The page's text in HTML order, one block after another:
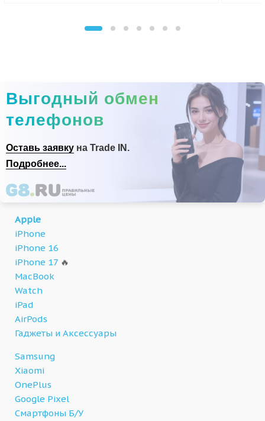
Выгодный обмен
телефонов
Оставь заявку на Trade IN.
Подробнее...
Apple
iPhone
iPhone 16
iPhone 17 🔥
MacBook
Watch
iPad
AirPods
Гаджеты и Аксессуары
Samsung
Xiaomi
OnePlus
Google Pixel
Смартфоны Б/У